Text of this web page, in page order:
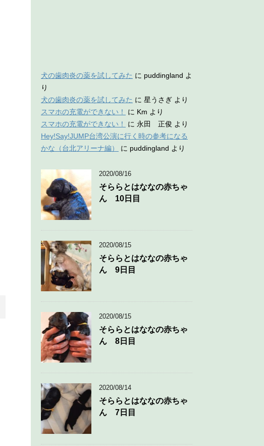
犬の歯肉炎の薬を試してみた に puddingland よ
り
犬の歯肉炎の薬を試してみた に 星うさぎ より
スマホの充電ができない！
に Km より
スマホの充電ができない！
に 永田 正俊 より
Hey!Say!JUMP台湾公演に行く時の参考になる
かな（台北アリーナ編）
に puddingland より
2020/08/16
そららとはななの赤ちゃ
ん 10日目
2020/08/15
そららとはななの赤ちゃ
ん 9日目
2020/08/15
そららとはななの赤ちゃ
ん 8日目
2020/08/14
そららとはななの赤ちゃ
ん 7日目